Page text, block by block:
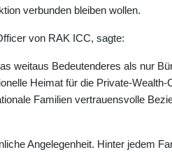
verbunden bleiben wollen.
von RAK ICC, sagte:
weitaus Bedeutenderes als nur
Heimat für die Private-
Familien vertrauensvolle
Angelegenheit. Hinter jedem